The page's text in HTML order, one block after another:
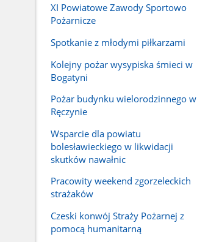
XI Powiatowe Zawody Sportowo
Pożarnicze
Spotkanie z młodymi piłkarzami
Kolejny pożar wysypiska śmieci w
Bogatyni
Pożar budynku wielorodzinnego w
Ręczynie
Wsparcie dla powiatu
bolesławieckiego w likwidacji
skutków nawałnic
Pracowity weekend zgorzeleckich
strażaków
Czeski konwój Straży Pożarnej z
pomocą humanitarną